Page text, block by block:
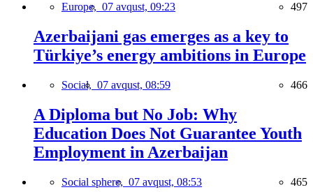
Europe, 07 avqust, 09:23 497
Azerbaijani gas emerges as a key to
Türkiye’s energy ambitions in Europe
Social, 07 avqust, 08:59 466
A Diploma but No Job: Why
Education Does Not Guarantee Youth
Employment in Azerbaijan
Social sphere, 07 avqust, 08:53 465